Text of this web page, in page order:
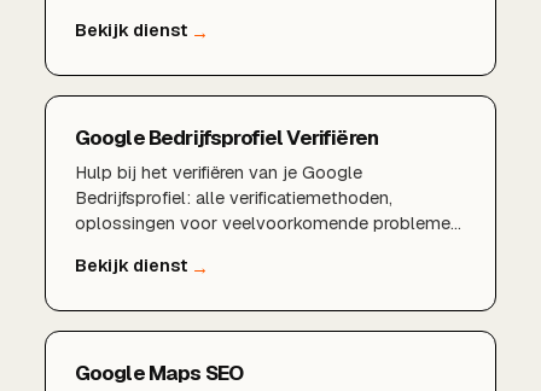
Google Bedrijfsprofiel Verifiëren
Hulp bij het verifiëren van je Google
Bedrijfsprofiel: alle verificatiemethoden,
oplossingen voor veelvoorkomende problemen
Google Maps SEO